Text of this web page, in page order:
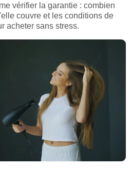
vérifier la garantie : combien
couvre et les conditions de
acheter sans stress.